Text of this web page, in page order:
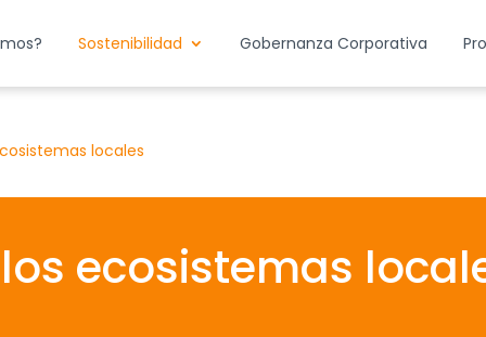
Sostenibilidad Gobernanza Corporativa
locales
ecosistemas